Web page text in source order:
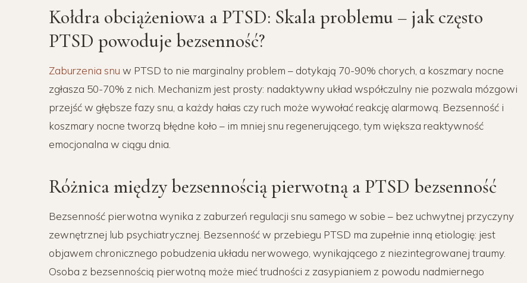
Kołdra obciążeniowa a PTSD: Skala problemu – jak często
PTSD powoduje bezsenność?
Zaburzenia snu w PTSD to nie marginalny problem – dotykają 70-90% chorych, a koszmary nocne
zgłasza 50-70% z nich. Mechanizm jest prosty: nadaktywny układ współczulny nie pozwala mózgowi
przejść w głębsze fazy snu, a każdy hałas czy ruch może wywołać reakcję alarmową. Bezsenność i
koszmary nocne tworzą błędne koło – im mniej snu regenerującego, tym większa reaktywność
emocjonalna w ciągu dnia.
Różnica między bezsennością pierwotną a PTSD bezsenność
Bezsenność pierwotna wynika z zaburzeń regulacji snu samego w sobie – bez uchwytnej przyczyny
zewnętrznej lub psychiatrycznej. Bezsenność w przebiegu PTSD ma zupełnie inną etiologię: jest
objawem chronicznego pobudzenia układu nerwowego, wynikającego z niezintegrowanej traumy.
Osoba z bezsennością pierwotną może mieć trudności z zasypianiem z powodu nadmiernego